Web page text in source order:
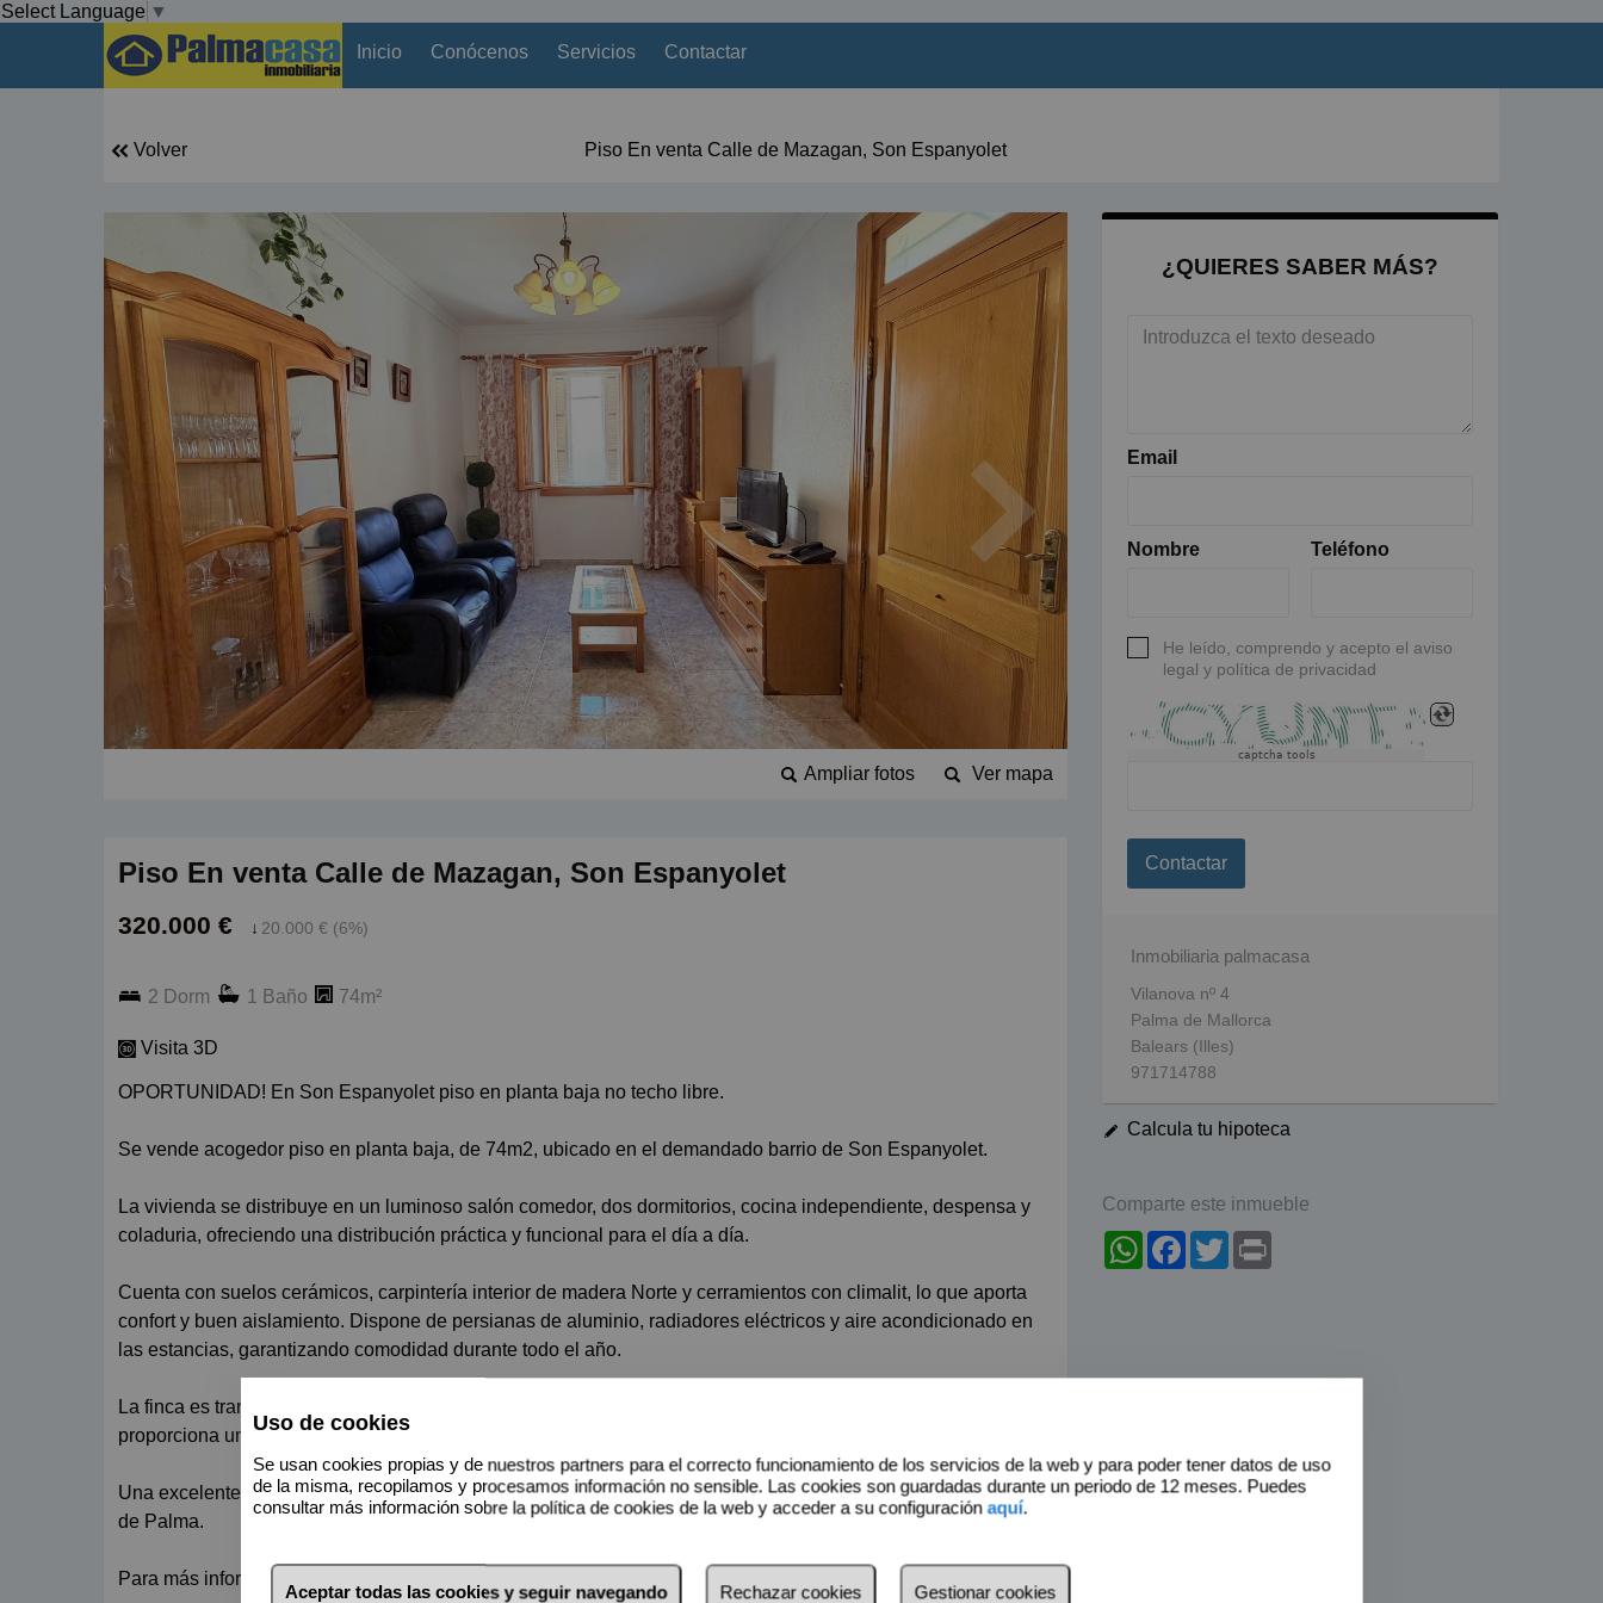
Select Language ▼
Inicio
Conócenos Servicios Contactar
Volver Piso En venta Calle de Mazagan, Son Espanyolet
Ver mapa
Ampliar fotos
Piso En venta Calle de Mazagan, Son Espanyolet
320.000 € ↓ 20.000 € (6%)
2 Dorm 1 Baño 74m²
Visita 3D
OPORTUNIDAD! En Son Espanyolet piso en planta baja no techo libre.
Se vende acogedor piso en planta baja, de 74m2, ubicado en el demandado barrio de Son Espanyolet.
La vivienda se distribuye en un luminoso salón comedor, dos dormitorios, cocina independiente, despensa y
coladuria, ofreciendo una distribución práctica y funcional para el día a día.
Cuenta con suelos cerámicos, carpintería interior de madera Norte y cerramientos con climalit, lo que aporta
confort y buen aislamiento. Dispone de persianas de aluminio, radiadores eléctricos y aire acondicionado en
las estancias, garantizando comodidad durante todo el año.
La finca es tranquila y de pocos vecinos (solo cuatro en total: dos plantas bajas y dos primeros), lo que
proporciona un ambiente agradable y familiar.
Una excelente oportunidad tanto como vivienda habitual como inversión, en una de las zonas más valoradas
de Palma.
Para más información o concretar una visita, no dudes en contactarnos.
¿QUIERES SABER MÁS?
Email
Nombre Teléfono
He leído, comprendo y acepto el aviso
legal y política de privacidad
captcha tools
Contactar
Inmobiliaria palmacasa
Vilanova nº 4
Palma de Mallorca
Balears (Illes)
971714788
Calcula tu hipoteca
Comparte este inmueble
WhatsAppFacebook
Twitter
Uso de cookies
Se usan cookies propias y de nuestros partners para el correcto funcionamiento de los servicios de la web y para poder tener datos de uso
de la misma, recopilamos y procesamos información no sensible. Las cookies son guardadas durante un periodo de 12 meses. Puedes
consultar más información sobre la política de cookies de la web y acceder a su configuraciónaquí.
Aceptar todas las cookies y seguir navegando Rechazar cookies Gestionar cookies